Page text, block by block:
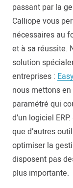
passant par la
Calliope vous
nécessaires au
et à sa réussite.
solution
entreprises :
nous mettons
paramétré qui
d’un logiciel
que d’autres
optimiser la
disposent pas
plus importante.